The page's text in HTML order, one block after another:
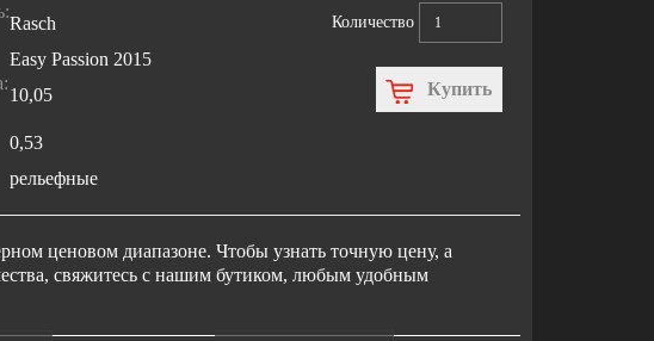
Rasch
Easy Passion 2015
10,05
0,53
рельефные
Количество
Купить
ценовом диапазоне. Чтобы узнать точную цену, а
свяжитесь с нашим бутиком, любым удобным